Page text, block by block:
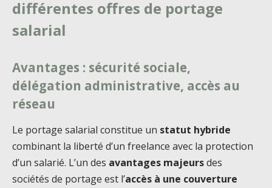
différentes offres de portage
salarial
Avantages : sécurité sociale,
délégation administrative, accès au
réseau
Le portage salarial constitue un statut hybride
combinant la liberté d’un freelance avec la protection
d’un salarié. L’un des avantages majeursdes
sociétés de portage est l’accès à une couverture